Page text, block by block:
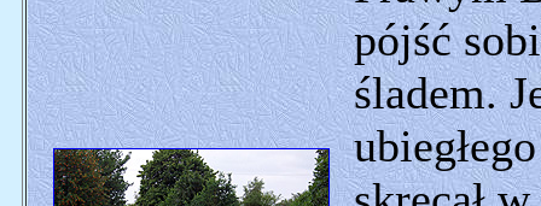
pójść
śladem.